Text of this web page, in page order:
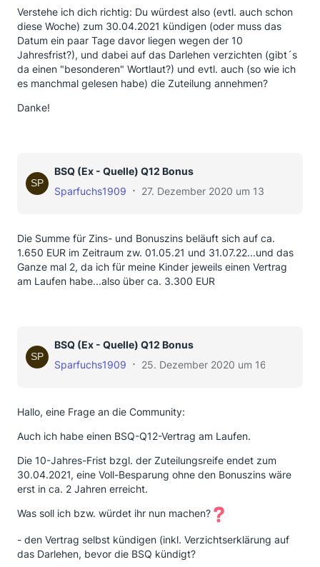
Verstehe ich dich richtig: Du würdest also (evtl. auch schon
diese Woche) zum 30.04.2021 kündigen (oder muss das
Datum ein paar Tage davor liegen wegen der 10
Jahresfrist?), und dabei auf das Darlehen verzichten (gibt´s
da einen "besonderen" Wortlaut?) und evtl. auch (so wie ich
es manchmal gelesen habe) die Zuteilung annehmen?
Danke!
BSQ (Ex - Quelle) Q12 Bonus
Sparfuchs1909
27. Dezember 2020 um 13:03
Die Summe für Zins- und Bonuszins beläuft sich auf ca.
1.650 EUR im Zeitraum zw. 01.05.21 und 31.07.22...und das
Ganze mal 2, da ich für meine Kinder jeweils einen Vertrag
am Laufen habe...also über ca. 3.300 EUR
BSQ (Ex - Quelle) Q12 Bonus
Sparfuchs1909
25. Dezember 2020 um 16:22
Hallo, eine Frage an die Community:
Auch ich habe einen BSQ-Q12-Vertrag am Laufen.
Die 10-Jahres-Frist bzgl. der Zuteilungsreife endet zum
30.04.2021, eine Voll-Besparung ohne den Bonuszins wäre
erst in ca. 2 Jahren erreicht.
Was soll ich bzw. würdet ihr nun machen?
- den Vertrag selbst kündigen (inkl. Verzichtserklärung auf
das Darlehen, bevor die BSQ kündigt?